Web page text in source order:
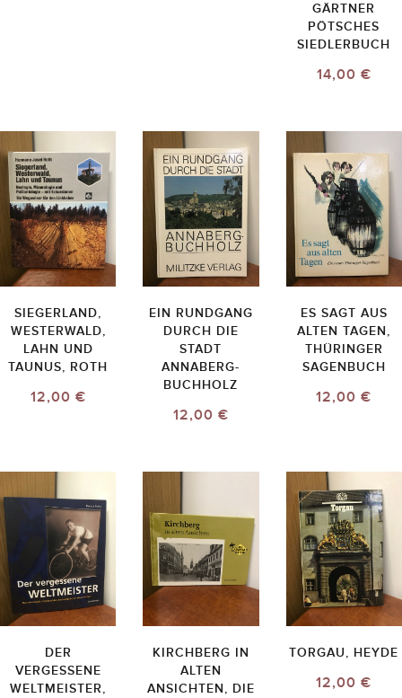
GÄRTNER
PÖTSCHES
SIEDLERBUCH
14,00 €
SIEGERLAND,
WESTERWALD,
LAHN UND
TAUNUS, ROTH
12,00 €
EIN RUNDGANG
DURCH DIE
STADT
ANNABERG-
BUCHHOLZ
12,00 €
ES SAGT AUS
ALTEN TAGEN,
THÜRINGER
SAGENBUCH
12,00 €
DER
VERGESSENE
WELTMEISTER,
KIRCHBERG IN
ALTEN
ANSICHTEN, DIE
TORGAU, HEYDE
12,00 €